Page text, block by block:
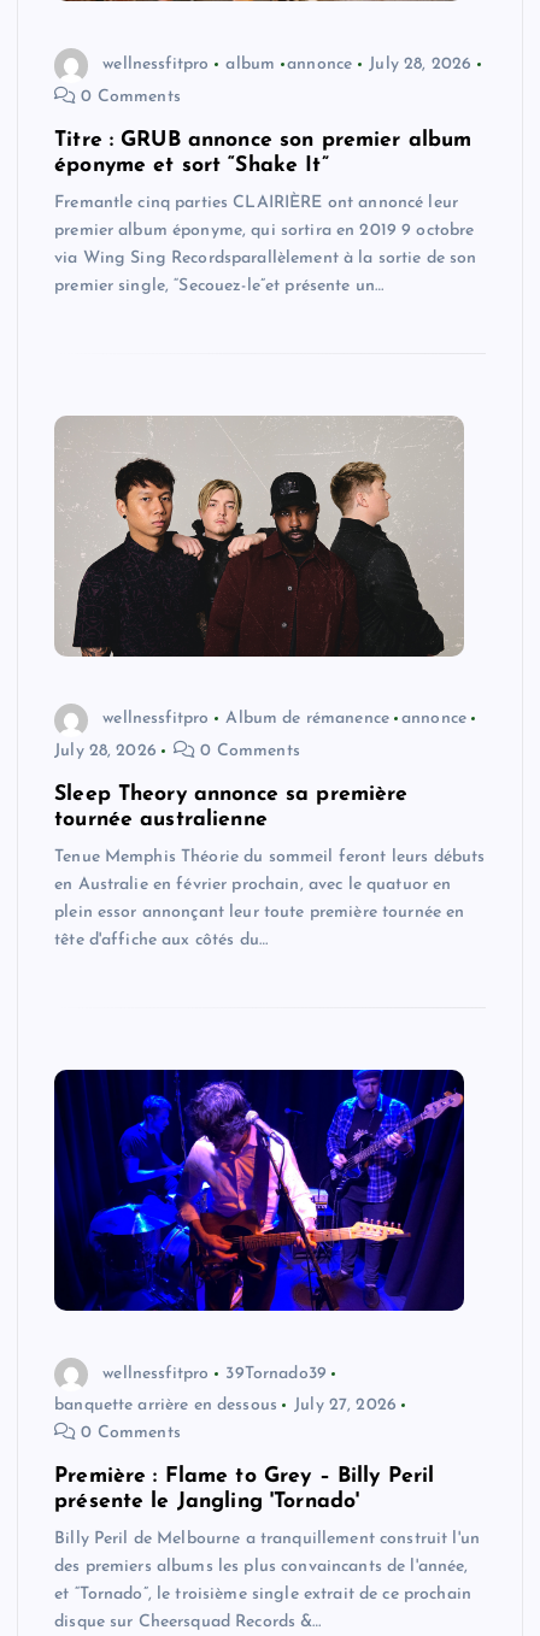
wellnessfitpro album annonce
July 28, 2026
0 Comments
Titre : GRUB annonce son premier album
éponyme et sort “Shake It”
Fremantle cinq parties CLAIRIÈRE ont annoncé leur
premier album éponyme, qui sortira en 2019 9 octobre
via Wing Sing Recordsparallèlement à la sortie de son
premier single, “Secouez-le”et présente un…
wellnessfitpro Album de rémanence
annonce
July 28, 2026
0 Comments
Sleep Theory annonce sa première
tournée australienne
Tenue Memphis Théorie du sommeil feront leurs débuts
en Australie en février prochain, avec le quatuor en
plein essor annonçant leur toute première tournée en
tête d'affiche aux côtés du…
wellnessfitpro
39Tornado39
banquette arrière en dessous
July 27, 2026
0 Comments
Première : Flame to Grey – Billy Peril
présente le Jangling 'Tornado'
Billy Peril de Melbourne a tranquillement construit l'un
des premiers albums les plus convaincants de l'année,
et “Tornado”, le troisième single extrait de ce prochain
disque sur Cheersquad Records &…